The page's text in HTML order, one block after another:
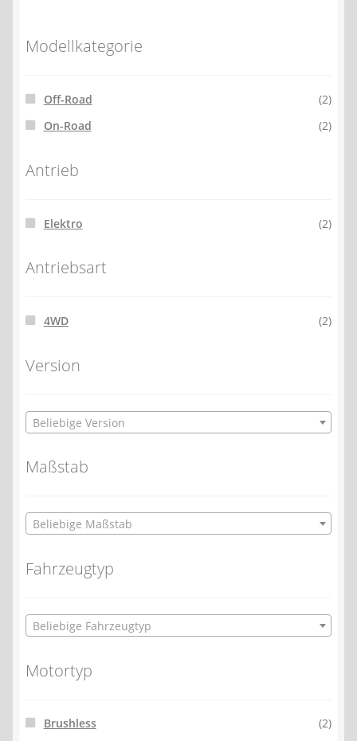
Modellkategorie
Off-Road
(2)
On-Road
(2)
Antrieb
Elektro (2)
Antriebsart
4WD (2)
Version
Beliebige Version
Maßstab
Beliebige Maßstab
Fahrzeugtyp
Beliebige Fahrzeugtyp
Motortyp
Brushless (2)